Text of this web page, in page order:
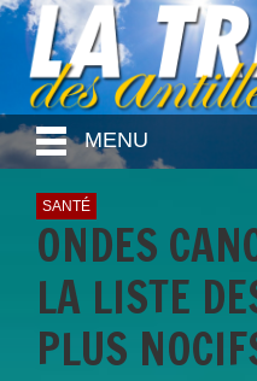
MENU
SANTÉ
ONDES
LA LISTE
PLUS